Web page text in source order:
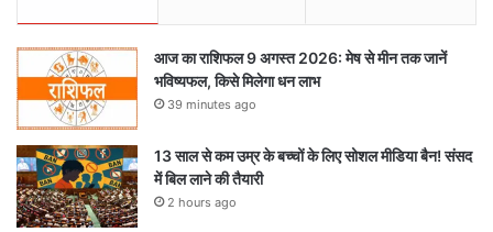
आज का राशिफल 9 अगस्त 2026: मेष से मीन तक जानें
भविष्यफल, किसे मिलेगा धन लाभ
39 minutes ago
13 साल से कम उम्र के बच्चों के लिए सोशल मीडिया बैन! संसद
में बिल लाने की तैयारी
2 hours ago